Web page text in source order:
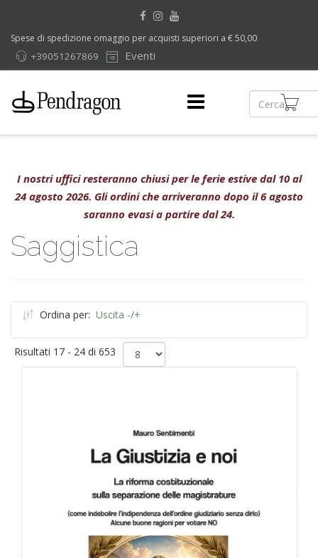
Spese di spedizione omaggio per acquisti superiori a € 50,00
Eventi
+39051267869
I nostri uffici resteranno chiusi per le ferie estive dal 10 al
24 agosto 2026. Gli ordini che arriveranno dopo il 6 agosto
saranno evasi a partire dal 24.
Saggistica
Ordina per: Uscita -/+
Risultati 17 - 24 di 653